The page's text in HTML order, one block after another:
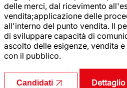
delle merci, dal ricevimento
vendita;applicazione delle
all'interno del punto vendita. Il
di sviluppare capacità di
ascolto delle esigenze, vendita
con il pubblico.
Candidati